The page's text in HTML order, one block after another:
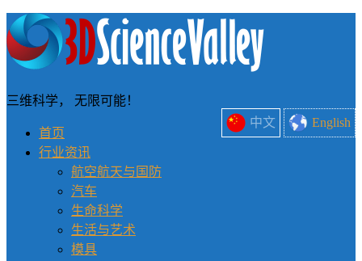
中文 English
三维科学， 无限可能！
首页
行业资讯
航空航天与国防
汽车
生命科学
生活与艺术
模具